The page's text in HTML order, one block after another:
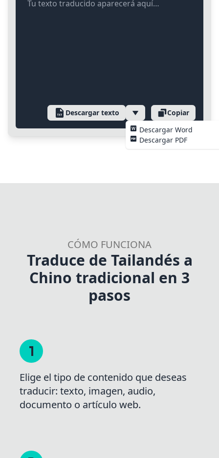
Tu texto traducido aparecerá aquí…
Descargar texto
Descargar Word
Descargar PDF
Copiar
CÓMO FUNCIONA
Traduce de Tailandés a
Chino tradicional en 3
pasos
Elige el tipo de contenido que deseas
traducir: texto, imagen, audio,
documento o artículo web.